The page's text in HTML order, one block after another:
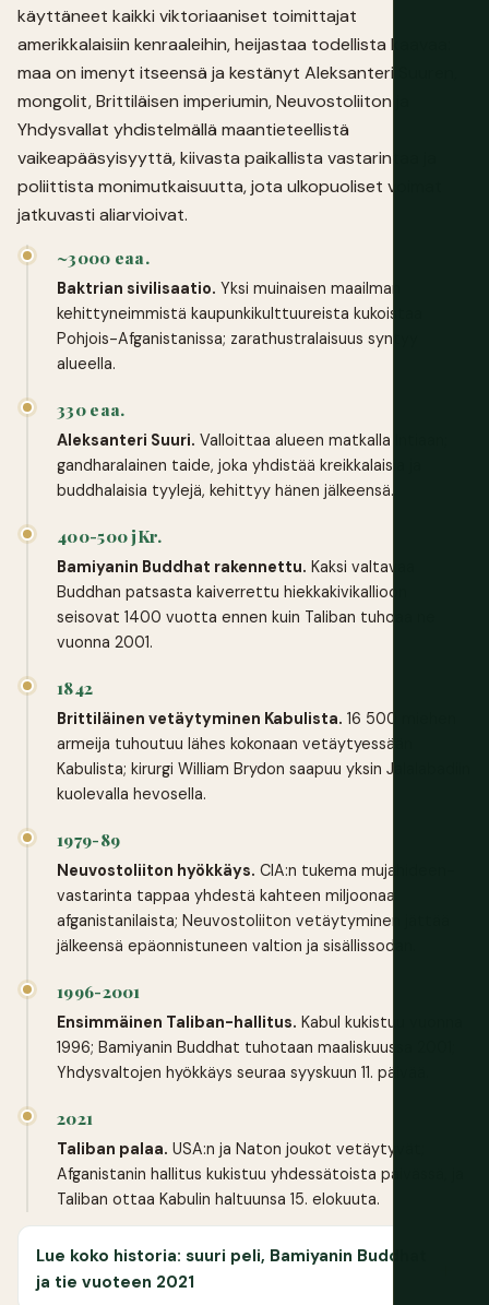
käyttäneet kaikki viktoriaaniset toimittajat
amerikkalaisiin kenraaleihin, heijastaa todellista kaavaa:
maa on imenyt itseensä ja kestänyt Aleksanteri Suuren,
mongolit, Brittiläisen imperiumin, Neuvostoliiton ja
Yhdysvallat yhdistelmällä maantieteellistä
vaikeapääsyisyyttä, kiivasta paikallista vastarintaa ja
poliittista monimutkaisuutta, jota ulkopuoliset voimat
jatkuvasti aliarvioivat.
~3000 eaa.
Baktrian sivilisaatio. Yksi muinaisen maailman
kehittyneimmistä kaupunkikulttuureista kukoistaa
Pohjois-Afganistanissa; zarathustralaisuus syntyy
alueella.
330 eaa.
Aleksanteri Suuri. Valloittaa alueen matkalla Intiaan;
gandharalainen taide, joka yhdistää kreikkalaisia ja
buddhalaisia tyylejä, kehittyy hänen jälkeensä.
400-500 jKr.
Bamiyanin Buddhat rakennettu. Kaksi valtavaa
Buddhan patsasta kaiverrettu hiekkakivikallioon
seisovat 1400 vuotta ennen kuin Taliban tuhoaa ne
vuonna 2001.
1842
Brittiläinen vetäytyminen Kabulista. 16 500 miehen
armeija tuhoutuu lähes kokonaan vetäytyessään
Kabulista; kirurgi William Brydon saapuu yksin Jalalabadiin
kuolevalla hevosella.
1979-89
Neuvostoliiton hyökkäys. CIA:n tukema mujahideen-
vastarinta tappaa yhdestä kahteen miljoonaa
afganistanilaista; Neuvostoliiton vetäytyminen jättää
jälkeensä epäonnistuneen valtion ja sisällissodan.
1996-2001
Ensimmäinen Taliban-hallitus. Kabul kukistuu vuonna
1996; Bamiyanin Buddhat tuhotaan maaliskuussa 2001;
Yhdysvaltojen hyökkäys seuraa syyskuun 11. päivää.
2021
Taliban palaa. USA:n ja Naton joukot vetäytyvät;
Afganistanin hallitus kukistuu yhdessätoista päivässä, ja
Taliban ottaa Kabulin haltuunsa 15. elokuuta.
Lue koko historia: suuri peli, Bamiyanin Buddhat
ja tie vuoteen 2021